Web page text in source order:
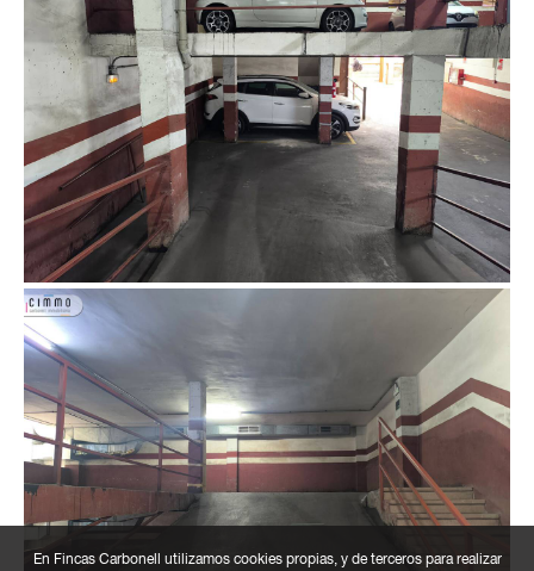
En Fincas Carbonell utilizamos cookies propias, y de terceros para realizar